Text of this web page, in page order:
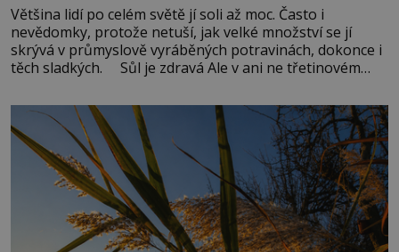
Většina lidí po celém světě jí soli až moc. Často i
nevědomky, protože netuší, jak velké množství se jí
skrývá v průmyslově vyráběných potravinách, dokonce i
těch sladkých. Sůl je zdravá Ale v ani ne třetinovém
základní složky– sodík a chlór – jsou zásadní pro
správné hospodaření